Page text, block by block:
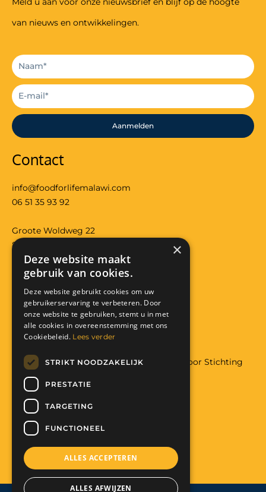
van nieuws en ontwikkelingen.
Aanmelden
Contact
info@foodforlifemalawi.com
06 51 35 93 92
Groote Woldweg 22
8097RS Oosterwolde (gld)
Bank: NL29 RABO 0118 3557 32
KVK: 08224426
Anbi: RSIN 822291319
Facebook
Instagram
Donatie
Wilt u meer weten over hulp aan Malawi door Stichting
The Art of Charity
Met uw hulp maakt u het mogelijk:
Help mee. Doneer nu!
×
Deze website maakt
gebruik van cookies.
Deze website gebruikt cookies om uw
gebruikerservaring te verbeteren. Door
onze website te gebruiken, stemt u in met
alle cookies in overeenstemming met ons
Cookiebeleid. Lees verder
STRIKT NOODZAKELIJK
PRESTATIE
TARGETING
FUNCTIONEEL
ALLES ACCEPTEREN
ALLES AFWIJZEN